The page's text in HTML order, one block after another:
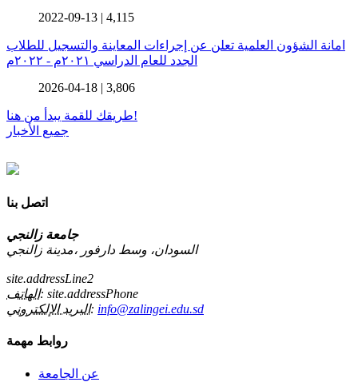
2022-09-13 | 4,115
امانة الشؤون العلمية تعلن عن إجراءات المعاينة والتسجيل للطلاب
الجدد للعام الدراسي ٢٠٢١م - ٢٠٢٢م
2026-04-18 | 3,806
طريقك للقمة يبدأ من هنا!
جميع الأخبار
اتصل بنا
جامعة زالنجي
السودان، وسط دارفور ،مدينة زالنجي
site.addressLine2
الهاتف: site.addressPhone
البريد الإلكتروني: info@zalingei.edu.sd
روابط مهمة
عن الجامعة